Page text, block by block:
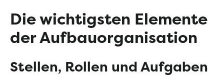
Die wichtigsten Elemente
der Aufbauorganisation
Stellen, Rollen und Aufgaben